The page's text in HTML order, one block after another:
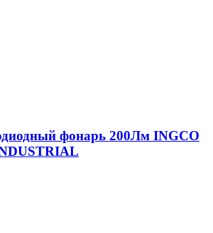
фонарь 200Лм INGCO